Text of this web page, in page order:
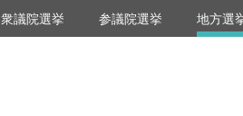
衆議院選挙 参議院選挙 地方選